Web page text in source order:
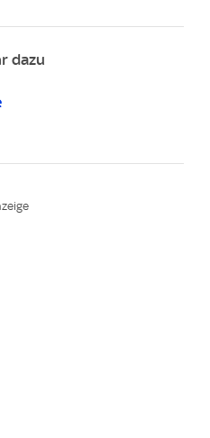
dazu